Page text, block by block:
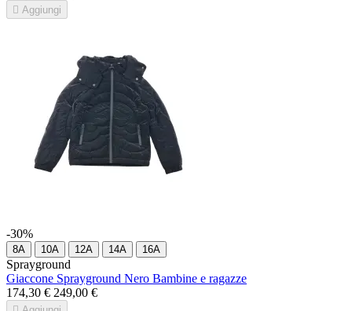
 Aggiungi
-30%
8A 10A 12A 14A 16A
Sprayground
Giaccone Sprayground Nero Bambine e ragazze
174,30 € 249,00 €